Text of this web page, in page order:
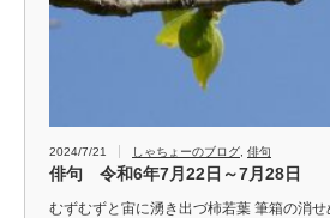
2024/7/21 しゃちょーのブログ 俳句
俳句 令和6年7月22日～7月28日
むずむずと宙に湧き出づ柿若葉 筆箱の消